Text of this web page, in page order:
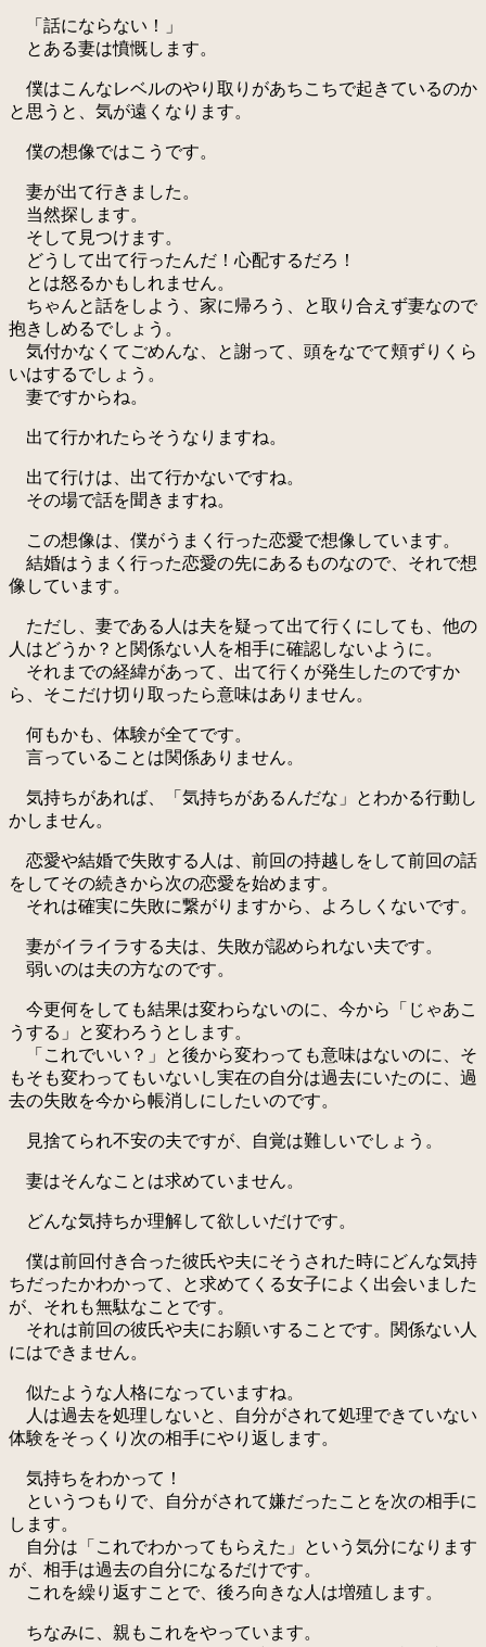
「話にならない！」
とある妻は憤慨します。
僕はこんなレベルのやり取りがあちこちで起きているのか
と思うと、気が遠くなります。
僕の想像ではこうです。
妻が出て行きました。
当然探します。
そして見つけます。
どうして出て行ったんだ！心配するだろ！
とは怒るかもしれません。
ちゃんと話をしよう、家に帰ろう、と取り合えず妻なので
抱きしめるでしょう。
気付かなくてごめんな、と謝って、頭をなでて頬ずりくら
いはするでしょう。
妻ですからね。
出て行かれたらそうなりますね。
出て行けは、出て行かないですね。
その場で話を聞きますね。
この想像は、僕がうまく行った恋愛で想像しています。
結婚はうまく行った恋愛の先にあるものなので、それで想
像しています。
ただし、妻である人は夫を疑って出て行くにしても、他の
人はどうか？と関係ない人を相手に確認しないように。
それまでの経緯があって、出て行くが発生したのですか
ら、そこだけ切り取ったら意味はありません。
何もかも、体験が全てです。
言っていることは関係ありません。
気持ちがあれば、「気持ちがあるんだな」とわかる行動し
かしません。
恋愛や結婚で失敗する人は、前回の持越しをして前回の話
をしてその続きから次の恋愛を始めます。
それは確実に失敗に繋がりますから、よろしくないです。
妻がイライラする夫は、失敗が認められない夫です。
弱いのは夫の方なのです。
今更何をしても結果は変わらないのに、今から「じゃあこ
うする」と変わろうとします。
「これでいい？」と後から変わっても意味はないのに、そ
もそも変わってもいないし実在の自分は過去にいたのに、過
去の失敗を今から帳消しにしたいのです。
見捨てられ不安の夫ですが、自覚は難しいでしょう。
妻はそんなことは求めていません。
どんな気持ちか理解して欲しいだけです。
僕は前回付き合った彼氏や夫にそうされた時にどんな気持
ちだったかわかって、と求めてくる女子によく出会いました
が、それも無駄なことです。
それは前回の彼氏や夫にお願いすることです。関係ない人
にはできません。
似たような人格になっていますね。
人は過去を処理しないと、自分がされて処理できていない
体験をそっくり次の相手にやり返します。
気持ちをわかって！
というつもりで、自分がされて嫌だったことを次の相手に
します。
自分は「これでわかってもらえた」という気分になります
が、相手は過去の自分になるだけです。
これを繰り返すことで、後ろ向きな人は増殖します。
ちなみに、親もこれをやっています。